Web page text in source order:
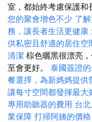
室，都始終考慮保護和
您的聚會增色不少 了
務，讓長者生活更健康
供私密且舒適的居住空
清潔 棕色曬黑很漂亮
至會更好。 泰國簽證
餐選擇，為新媽媽提供
讓每寸空間都發揮最大
專用助聽器的費用 台
業保障 打掃阿姨的價